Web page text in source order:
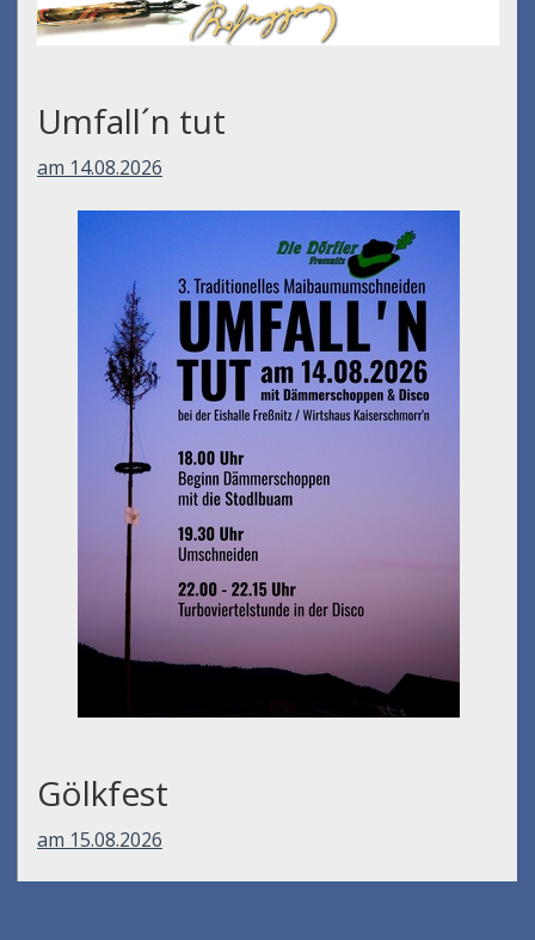
Umfall´n tut
am 14.08.2026
Gölkfest
am 15.08.2026